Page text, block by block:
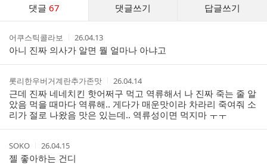
댓글67 댓글쓰기 답글쓰기
스
작
성
자
어쿠스틱콜라보
작
성
시
간
26.04.13
아니 진짜 의사가 알면 뭘 얼마나 아냐고
작
성
자
롯리한우버거계란추가존맛
작
성
시
간
26.04.14
근데 진짜 네네치킨 핫어쩌구 먹고 역류해서 나 진짜 죽는 줄 알
았음 먹을 때마다 역류해.. 게다가 매운맛이라 차라리 죽여줘 소
리가 절로 나왔음 맛은 있는데.. 역류성이면 먹지마 ㅜㅜ
작
성
SOKO
작
성
26.04.15
젤 좋아하는 건디